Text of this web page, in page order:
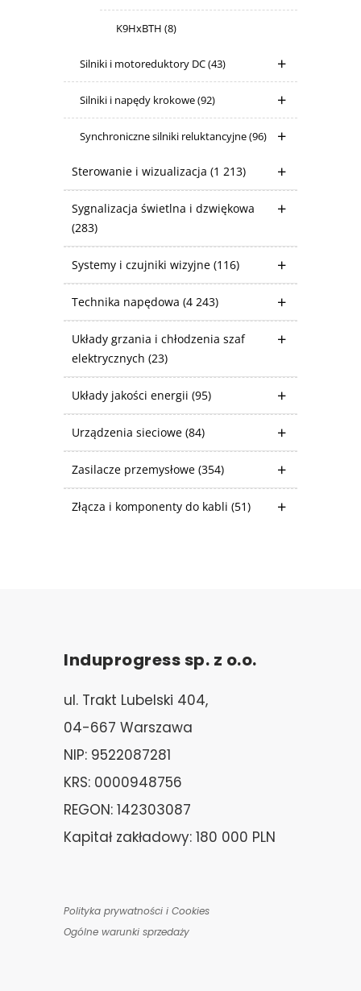
K9HxBTH (8)
Silniki i motoreduktory DC(43)
Silniki i napędy krokowe(92)
Synchroniczne silniki reluktancyjne(96)
Sterowanie i wizualizacja (1 213)
Sygnalizacja świetlna i dzwiękowa
(283)
Systemy i czujniki wizyjne (116)
Technika napędowa (4 243)
Układy grzania i chłodzenia szaf
elektrycznych (23)
Układy jakości energii (95)
Urządzenia sieciowe (84)
Zasilacze przemysłowe (354)
Złącza i komponenty do kabli (51)
Induprogress sp. z o.o.
ul. Trakt Lubelski 404,
04-667 Warszawa
NIP: 9522087281
KRS: 0000948756
REGON: 142303087
Kapitał zakładowy: 180 000 PLN
Polityka prywatności i Cookies
Ogólne warunki sprzedaży